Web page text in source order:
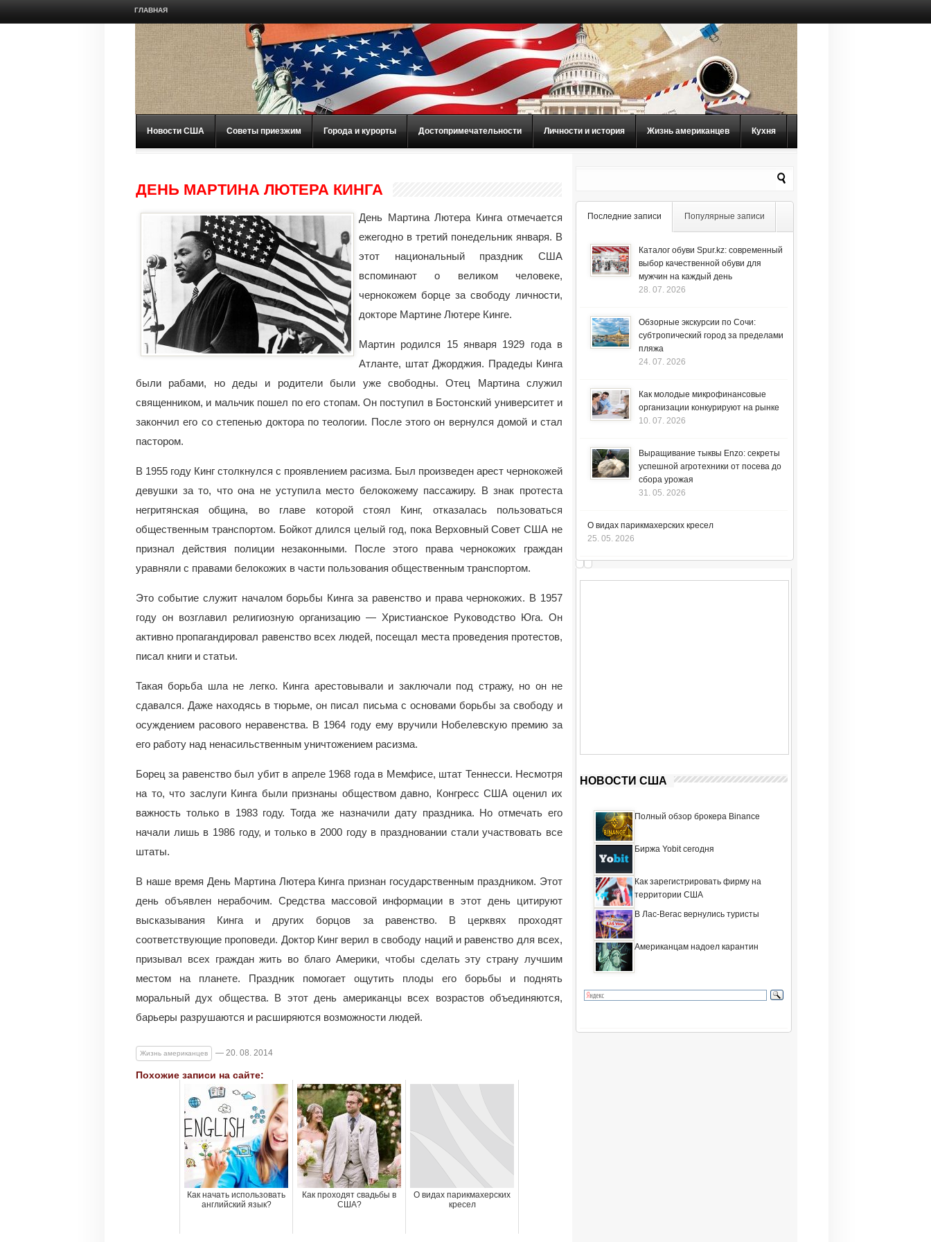
ГЛАВНАЯ
Новости США Советы приезжим Города и курорты Достопримечательности Личности и история Жизнь американцев Кухня
ДЕНЬ МАРТИНА ЛЮТЕРА КИНГА
День Мартина Лютера Кинга отмечается
ежегодно в третий понедельник января. В
этот национальный праздник США
вспоминают о великом человеке,
чернокожем борце за свободу личности,
докторе Мартине Лютере Кинге.
Мартин родился 15 января 1929 года в
Атланте, штат Джорджия. Прадеды Кинга
были рабами, но деды и родители были уже свободны. Отец Мартина служил
священником, и мальчик пошел по его стопам. Он поступил в Бостонский университет и
закончил его со степенью доктора по теологии. После этого он вернулся домой и стал
пастором.
В 1955 году Кинг столкнулся с проявлением расизма. Был произведен арест чернокожей
девушки за то, что она не уступила место белокожему пассажиру. В знак протеста
негритянская община, во главе которой стоял Кинг, отказалась пользоваться
общественным транспортом. Бойкот длился целый год, пока Верховный Совет США не
признал действия полиции незаконными. После этого права чернокожих граждан
уравняли с правами белокожих в части пользования общественным транспортом.
Это событие служит началом борьбы Кинга за равенство и права чернокожих. В 1957
году он возглавил религиозную организацию — Христианское Руководство Юга. Он
активно пропагандировал равенство всех людей, посещал места проведения протестов,
писал книги и статьи.
Такая борьба шла не легко. Кинга арестовывали и заключали под стражу, но он не
сдавался. Даже находясь в тюрьме, он писал письма с основами борьбы за свободу и
осуждением расового неравенства. В 1964 году ему вручили Нобелевскую премию за
его работу над ненасильственным уничтожением расизма.
Борец за равенство был убит в апреле 1968 года в Мемфисе, штат Теннесси. Несмотря
на то, что заслуги Кинга были признаны обществом давно, Конгресс США оценил их
важность только в 1983 году. Тогда же назначили дату праздника. Но отмечать его
начали лишь в 1986 году, и только в 2000 году в праздновании стали участвовать все
штаты.
В наше время День Мартина Лютера Кинга признан государственным праздником. Этот
день объявлен нерабочим. Средства массовой информации в этот день цитируют
высказывания Кинга и других борцов за равенство. В церквях проходят
соответствующие проповеди. Доктор Кинг верил в свободу наций и равенство для всех,
призывал всех граждан жить во благо Америки, чтобы сделать эту страну лучшим
местом на планете. Праздник помогает ощутить плоды его борьбы и поднять
моральный дух общества. В этот день американцы всех возрастов объединяются,
барьеры разрушаются и расширяются возможности людей.
Жизнь американцев — 20. 08. 2014
Похожие записи на сайте:
Как начать использовать
английский язык?
Как проходят свадьбы в
США?
О видах парикмахерских
кресел
Последние записи Популярные записи
Каталог обуви Spur.kz: современный
выбор качественной обуви для
мужчин на каждый день
28. 07. 2026
Обзорные экскурсии по Сочи:
субтропический город за пределами
пляжа
24. 07. 2026
Как молодые микрофинансовые
организации конкурируют на рынке
10. 07. 2026
Выращивание тыквы Enzo: секреты
успешной агротехники от посева до
сбора урожая
31. 05. 2026
О видах парикмахерских кресел
25. 05. 2026
НОВОСТИ США
Полный обзор брокера Binance
Биржа Yobit сегодня
Как зарегистрировать фирму на
территории США
В Лас-Вегас вернулись туристы
Американцам надоел карантин